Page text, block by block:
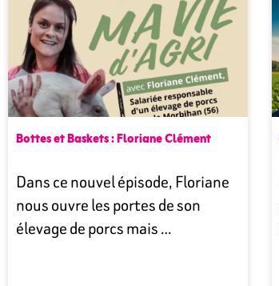
Bottes et Baskets : Floriane Clément
Dans ce nouvel épisode, Floriane
nous ouvre les portes de son
élevage de porcs mais …